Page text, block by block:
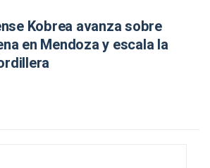
Kobrea avanza sobre
en Mendoza y escala la